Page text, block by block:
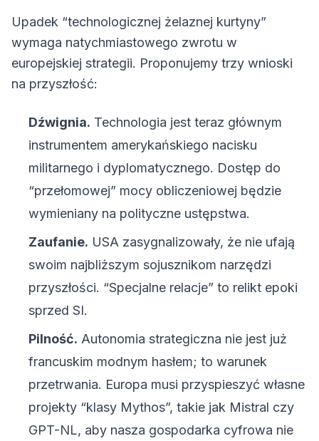
Upadek “technologicznej żelaznej kurtyny”
wymaga natychmiastowego zwrotu w
europejskiej strategii. Proponujemy trzy wnioski
na przyszłość:
Dźwignia. Technologia jest teraz głównym
instrumentem amerykańskiego nacisku
militarnego i dyplomatycznego. Dostęp do
“przełomowej” mocy obliczeniowej będzie
wymieniany na polityczne ustępstwa.
Zaufanie. USA zasygnalizowały, że nie ufają
swoim najbliższym sojusznikom narzędzi
przyszłości. “Specjalne relacje” to relikt epoki
sprzed SI.
Pilność. Autonomia strategiczna nie jest już
francuskim modnym hasłem; to warunek
przetrwania. Europa musi przyspieszyć własne
projekty “klasy Mythos”, takie jak Mistral czy
GPT-NL, aby nasza gospodarka cyfrowa nie